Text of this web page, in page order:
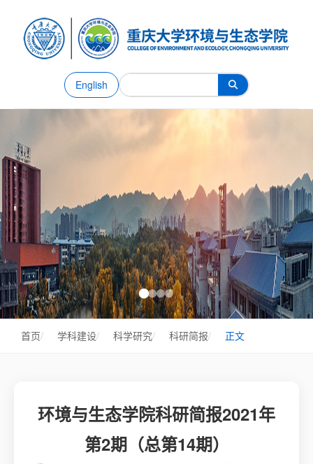
English
首页/ 学科建设/ 科学研究/ 科研简报/ 正文
环境与生态学院科研简报2021年
第2期（总第14期）